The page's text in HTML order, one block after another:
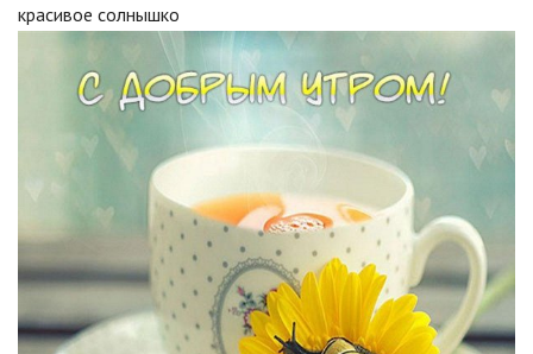
красивое солнышко